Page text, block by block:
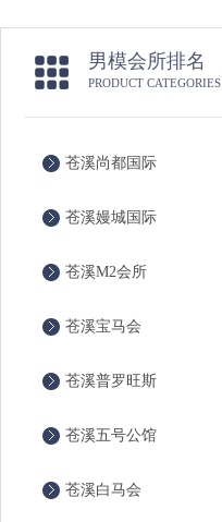
男模会所排名
PRODUCT CATEGORIES
苍溪尚都国际
苍溪嫚城国际
苍溪M2会所
苍溪宝马会
苍溪普罗旺斯
苍溪五号公馆
苍溪白马会